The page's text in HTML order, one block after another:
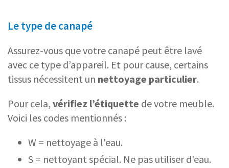
Le type de canapé
Assurez-vous que votre canapé peut être lavé
avec ce type d’appareil. Et pour cause, certains
tissus nécessitent un nettoyage particulier.
Pour cela, vérifiez l’étiquette de votre meuble.
Voici les codes mentionnés :
W = nettoyage à l'eau.
S = nettoyant spécial. Ne pas utiliser d'eau.